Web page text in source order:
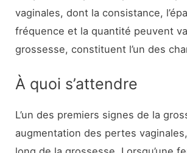
vaginales, dont la consistance,
fréquence et la quantité peuvent
grossesse, constituent l’un des
À quoi s’attendre
L’un des premiers signes de la
augmentation des pertes